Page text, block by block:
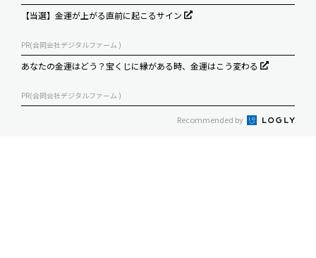
【当選】金運が上がる直前に起こるサイン
PR(合同会社デジタルファーム )
あなたの金運はどう？宝くじに縁がある時、金運はこう変わる
PR(合同会社デジタルファーム )
Recommended by